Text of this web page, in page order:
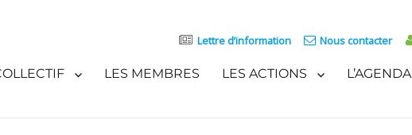
Lettre d’information Nous contacter
LES MEMBRES LES ACTIONS L’AGENDA